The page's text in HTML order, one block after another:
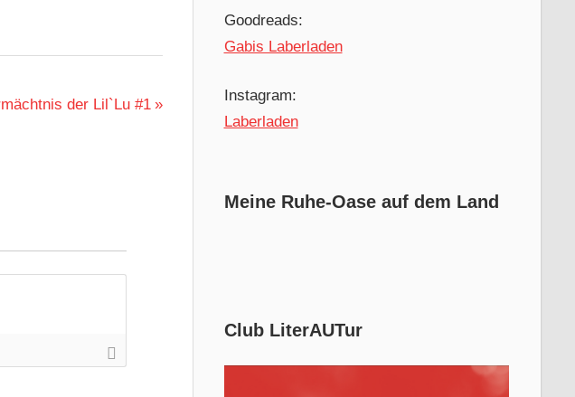
der Lil`Lu #1
Goodreads:
Gabis Laberladen
Instagram:
Laberladen
Meine Ruhe-Oase auf dem Land
Club LiterAUTur